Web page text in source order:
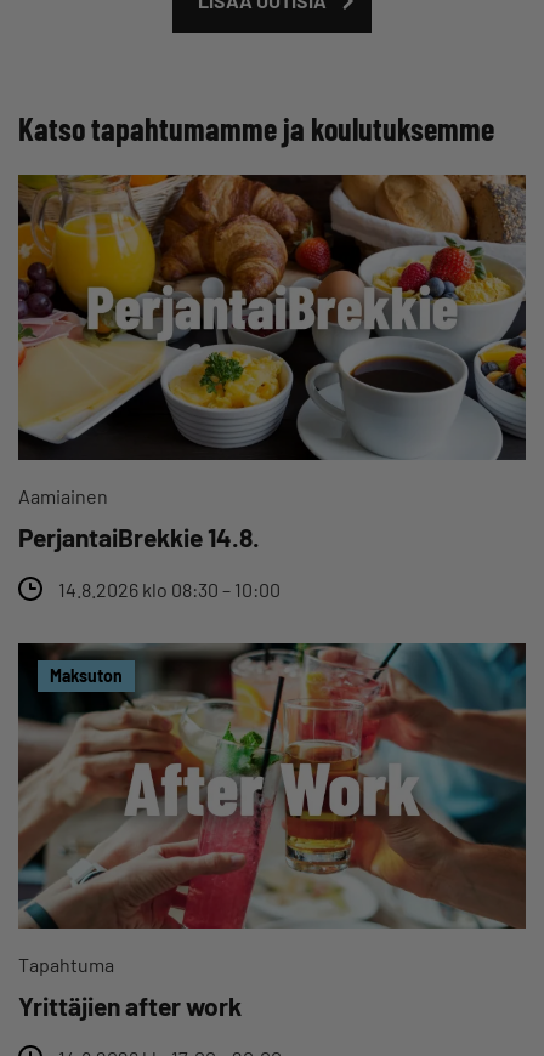
Katso tapahtumamme ja koulutuksemme
Aamiainen
PerjantaiBrekkie 14.8.
14.8.2026 klo 08:30 – 10:00
Maksuton
Tapahtuma
Yrittäjien after work